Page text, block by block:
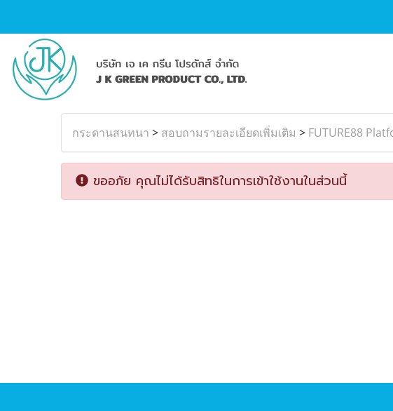
กระดานสนทนา > สอบถามรายละเอียดเพิ่มเติม > FUTURE88
ขออภัย คุณไม่ได้รับสิทธิในการเข้าใช้งานในส่วนนี้